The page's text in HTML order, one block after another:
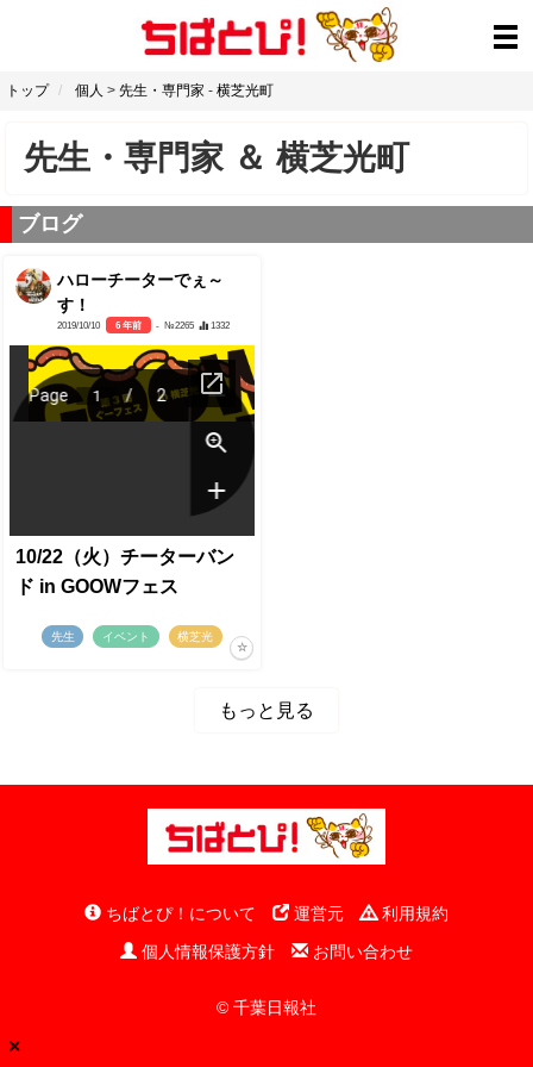
トップ 個人 > 先生・専門家 - 横芝光町
先生・専門家 ＆ 横芝光町
ブログ
ハローチーターでぇ～
す！
2019/10/10 6 年前 - №2265 1332
10/22（火）チーターバン
ド in GOOWフェス
先生 イベント 横芝光
もっと見る
ちばとぴ！について 運営元
利用規約
個人情報保護方針
お問い合わせ
© 千葉日報社
×